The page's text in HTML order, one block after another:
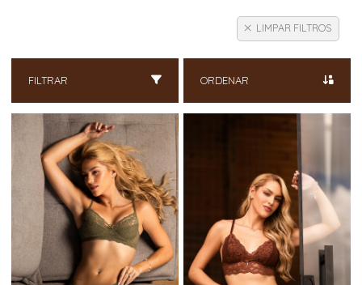
LIMPAR FILTROS
FILTRAR ORDENAR